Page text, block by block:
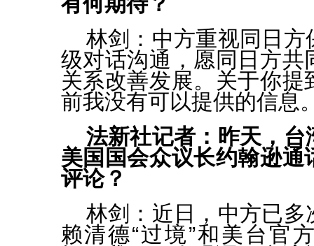
林剑： 中方重视同日
级对话沟通，愿同日方共
关系改善发展。关于你提
前我没有可以提供的信息
法新社记者：昨天，
美国国会众议长约翰逊通
评论？
林剑： 近日，中方已
赖清德“过境”和美台官